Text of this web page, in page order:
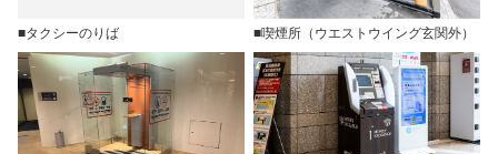
■タクシーのりば ■喫煙所（ウエストウイング玄関外）